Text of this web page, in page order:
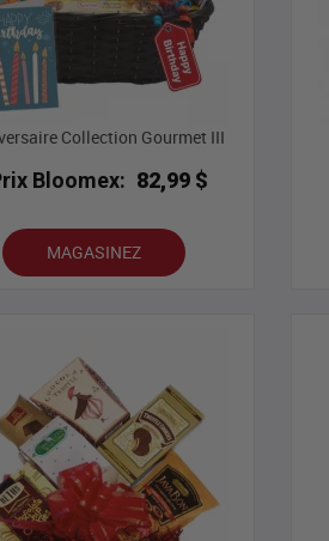
Collection Gourmet III
Bloomex: 82,99 $
MAGASINEZ